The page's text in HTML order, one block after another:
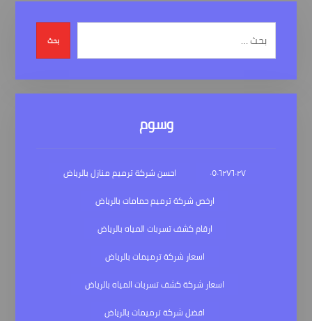
بحث
وسوم
٠٥٠٦٢٧٦٠٢٧
احسن شركة ترميم منازل بالرياض
ارخص شركة ترميم حمامات بالرياض
ارقام كشف تسربات المياه بالرياض
اسعار شركة ترميمات بالرياض
اسعار شركة كشف تسربات المياه بالرياض
افضل شركة ترميمات بالرياض